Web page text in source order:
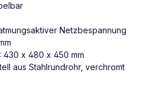
Netzbespannung
430 x 480 x 450 mm
aus Stahlrundrohr, verchromt